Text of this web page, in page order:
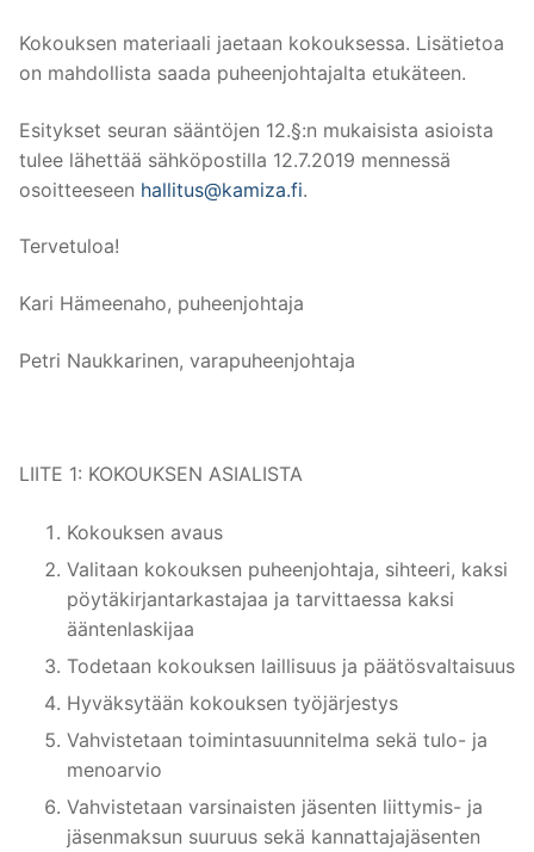
Kokouksen materiaali jaetaan kokouksessa. Lisätietoa
on mahdollista saada puheenjohtajalta etukäteen.
Esitykset seuran sääntöjen 12.§:n mukaisista asioista
tulee lähettää sähköpostilla 12.7.2019 mennessä
osoitteeseen hallitus@kamiza.fi.
Tervetuloa!
Kari Hämeenaho, puheenjohtaja
Petri Naukkarinen, varapuheenjohtaja
LIITE 1: KOKOUKSEN ASIALISTA
Kokouksen avaus
Valitaan kokouksen puheenjohtaja, sihteeri, kaksi
pöytäkirjantarkastajaa ja tarvittaessa kaksi
ääntenlaskijaa
Todetaan kokouksen laillisuus ja päätösvaltaisuus
Hyväksytään kokouksen työjärjestys
Vahvistetaan toimintasuunnitelma sekä tulo- ja
menoarvio
Vahvistetaan varsinaisten jäsenten liittymis- ja
jäsenmaksun suuruus sekä kannattajajäsenten